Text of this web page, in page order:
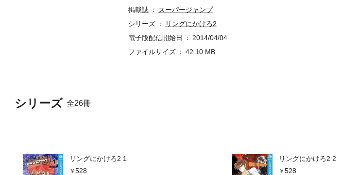
シリーズ 全26冊
リングにかけろ2 1
528
リングにかけろ2 2
528
掲載誌
スーパージャンプ
シリーズ
リングにかけろ2
電子版配信開始日
2014/04/04
ファイルサイズ
42.10 MB